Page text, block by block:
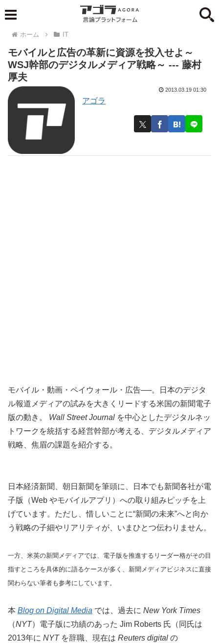
ホーム IT
モバイルと広告の革新に資源を投入せよ～
WSJ幹部のデジタルメディア戦略～ --- 藤村
厚夫
アゴラ
2013.03.19 01:30
モバイル・動画・ペイウォール・広告──。日本のデジタ
ル報道メディアの試みを大きくリードする米国の新聞電子
版の動き。
Wall Street Journal を中心としたデジタルネッ
トワークを統括する経営幹部が考える、デジタルメディア
戦略、焦眉の課題を紹介する。
日本経済新聞、朝日新聞を筆頭に、日本でも新聞各社が電
子版（Web やモバイルアプリ）への取り組みピッチを上
げています。ただし、惜しいことに“新聞の未来”へと向か
う戦略の子細やリアリティが、いまひとつ伝わりません。
一方、米英の新聞メディアでは、電子版を推進するリーダー格がその目
指すところを具体的に語るケースが多く、新聞メディアビジネスに直接
関わらない筆者も参考にしています。
本 Blog on Digital Media では、過去に New York Times
（NYT）電子版に功績のあった Jim Roberts 氏（同氏は
2013年に NYTを辞職、現在は Reuters digital の